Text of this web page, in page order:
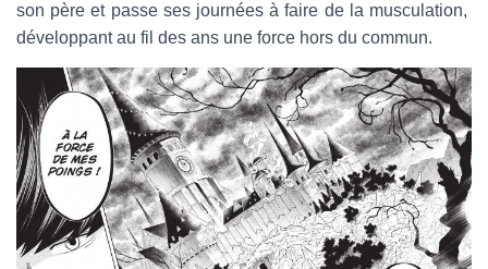
son père et passe ses journées à faire de la musculation,
développant au fil des ans une force hors du commun.